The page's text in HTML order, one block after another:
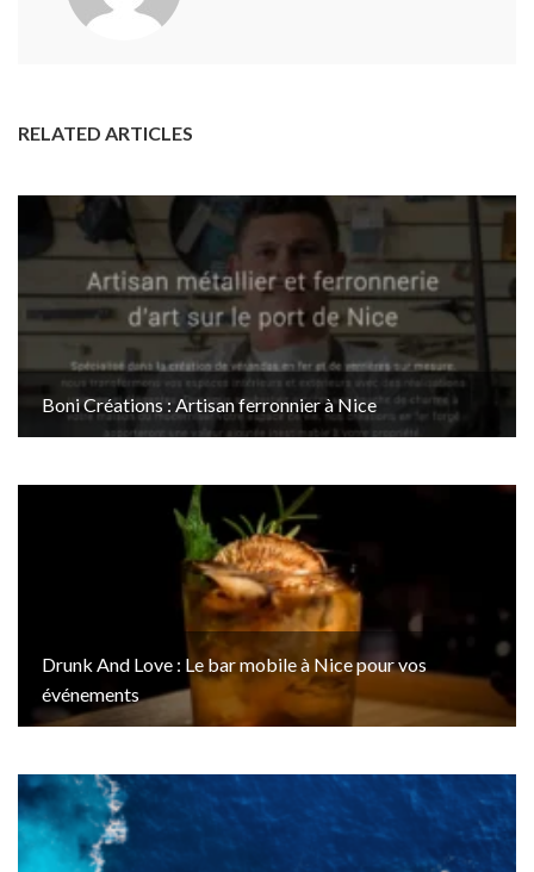
RELATED ARTICLES
Boni Créations : Artisan ferronnier à Nice
Drunk And Love : Le bar mobile à Nice pour vos
événements